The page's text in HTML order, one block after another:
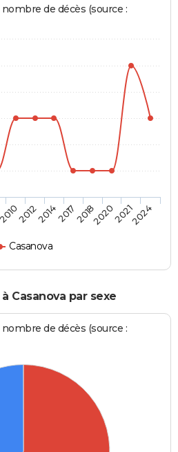
de décès (source :
Casanova
20102012201420172018202020212024
Casanova par sexe
de décès (source :